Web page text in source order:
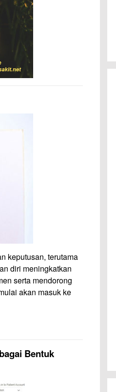
keputusan, terutama
diri meningkatkan
serta mendorong
akan masuk ke
Bentuk